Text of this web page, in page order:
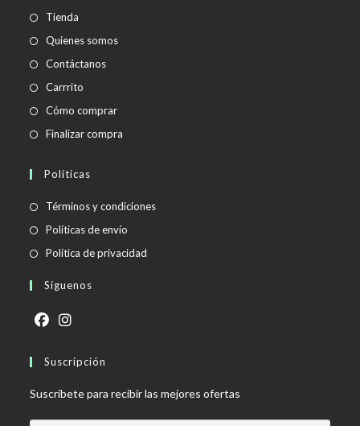
Tienda
Quienes somos
Contáctanos
Carrrito
Cómo comprar
Finalizar compra
Políticas
Términos y condicionesSe
Políticas de envío
abre
Política de privacidad
Síguenos
abre
una
nueva
abre
una
nueva
Suscripción
Suscríbete para recibir las mejores ofertas